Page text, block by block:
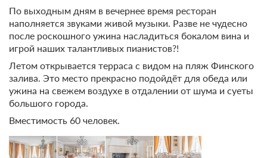
14 фото
Дачный Семейный Люкс (№1, 3, 7)
65м2
Одна двуспальная кровать
По выходным дням в вечернее время ресторан
наполняется звуками живой музыки. Разве не чудесно
после роскошного ужина насладиться бокалом вина и
игрой наших талантливых пианистов?!
Летом открывается терраса с видом на пляж Финского
залива. Это место прекрасно подойдёт для обеда или
ужина на свежем воздухе в отдалении от шума и суеты
большого города.
Вместимость 60 человек.